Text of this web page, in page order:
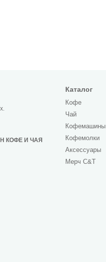
КОФЕ И ЧАЯ
Каталог
Кофе
Чай
Кофемашины
Кофемолки
Аксессуары
Мерч C&T